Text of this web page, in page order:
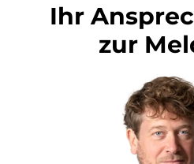
Ihr
zur